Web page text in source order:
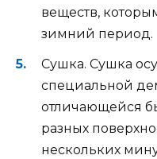
веществ,
зимний период.
Сушка. Сушка
специальной
отличающейся
разных
нескольких